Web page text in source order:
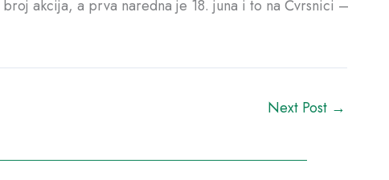
akcija, a prva naredna je 18. juna i to na Čvrsnici –
Next Post →